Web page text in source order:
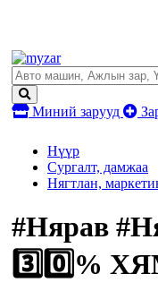
Миний зарууд
Нүүр
Сургалт, дамжаа
Нягтлан,
#Нярав
3️⃣0️⃣%